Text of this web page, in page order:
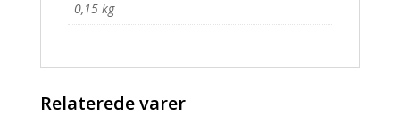
0,15 kg
Relaterede varer